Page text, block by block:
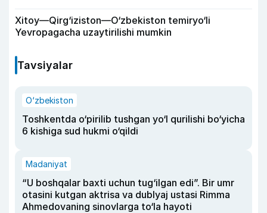
Xitoy—Qirg‘iziston—O‘zbekiston temiryo‘li
Yevropagacha uzaytirilishi mumkin
Tavsiyalar
O‘zbekiston
Toshkentda o‘pirilib tushgan yo‘l qurilishi bo‘yicha
6 kishiga sud hukmi o‘qildi
Madaniyat
“U boshqalar baxti uchun tug‘ilgan edi”. Bir umr
otasini kutgan aktrisa va dublyaj ustasi Rimma
Ahmedovaning sinovlarga to‘la hayoti